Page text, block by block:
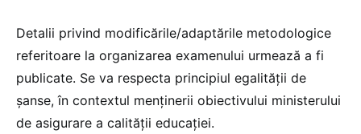
Detalii privind modificările/adaptările metodologice
referitoare la organizarea examenului urmează a fi
publicate. Se va respecta principiul egalității de
șanse, în contextul menținerii obiectivului ministerului
de asigurare a calității educației.